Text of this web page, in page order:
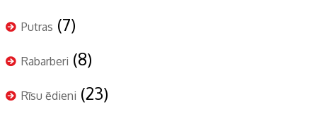
Putras (7)
Rabarberi (8)
Rīsu ēdieni (23)